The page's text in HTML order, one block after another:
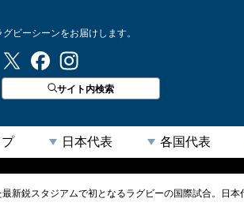
ビーシーンをお届けします。
グビーリパブリック
サイト内検索
日本代表 各国代表
新鋭スタジアムで初となるラグビーの国際試合。日本